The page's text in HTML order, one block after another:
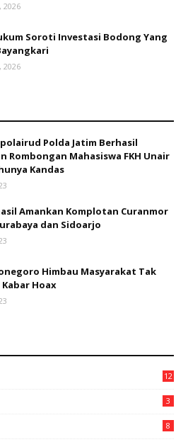
2026
Soroti Investasi Bodong Yang
2026
Polda Jatim Berhasil
Rombongan Mahasiswa FKH Unair
Kandas
Amankan Komplotan Curanmor
dan Sidoarjo
Himbau Masyarakat Tak
Hoax
12
3
8